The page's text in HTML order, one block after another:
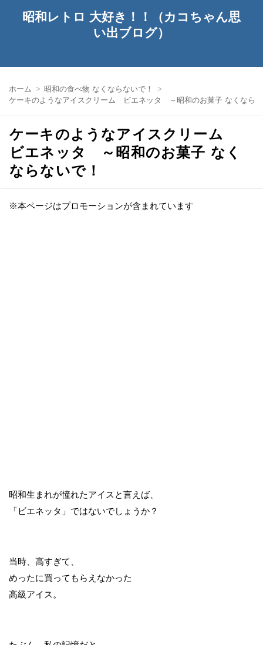
昭和レトロ 大好き！！（カコちゃん思
い出ブログ）
ホーム
昭和の食べ物 なくならないで！
ケーキのようなアイスクリーム ビエネッタ ～昭和のお菓子 なくなら
ケーキのようなアイスクリーム
ビエネッタ ～昭和のお菓子 なく
ならないで！
※本ページはプロモーションが含まれています
昭和生まれが憧れたアイスと言えば、
「ビエネッタ」ではないでしょうか？
当時、高すぎて、
めったに買ってもらえなかった
高級アイス。